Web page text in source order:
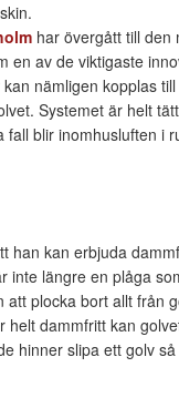
har övergått till den
en av de viktigaste
nämligen kopplas
Systemet är helt
blir inomhusluften i
han kan erbjuda
längre en plåga
plocka bort allt från
dammfritt kan
hinner slipa ett golv